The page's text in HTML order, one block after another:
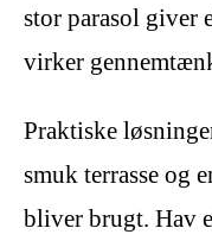
stor parasol giver
virker
Praktiske
smuk terrasse og
bliver brugt. Hav